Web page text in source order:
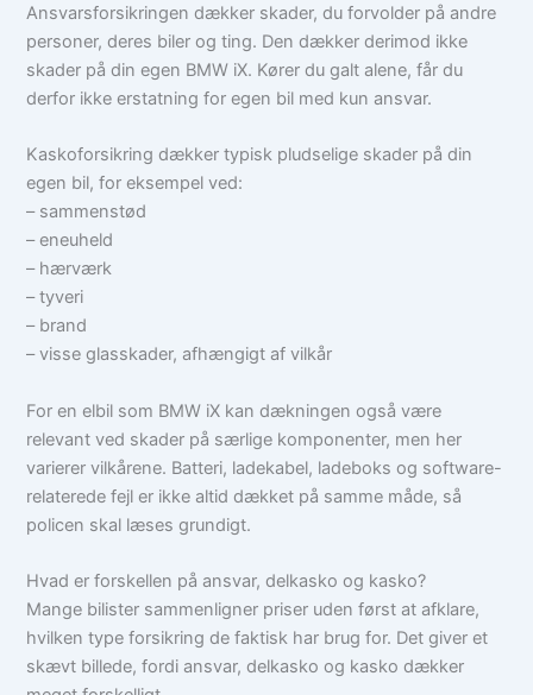
Ansvarsforsikringen dækker skader, du forvolder på andre
personer, deres biler og ting. Den dækker derimod ikke
skader på din egen BMW iX. Kører du galt alene, får du
derfor ikke erstatning for egen bil med kun ansvar.
Kaskoforsikring dækker typisk pludselige skader på din
egen bil, for eksempel ved:
– sammenstød
– eneuheld
– hærværk
– tyveri
– brand
– visse glasskader, afhængigt af vilkår
For en elbil som BMW iX kan dækningen også være
relevant ved skader på særlige komponenter, men her
varierer vilkårene. Batteri, ladekabel, ladeboks og software-
relaterede fejl er ikke altid dækket på samme måde, så
policen skal læses grundigt.
Hvad er forskellen på ansvar, delkasko og kasko?
Mange bilister sammenligner priser uden først at afklare,
hvilken type forsikring de faktisk har brug for. Det giver et
skævt billede, fordi ansvar, delkasko og kasko dækker